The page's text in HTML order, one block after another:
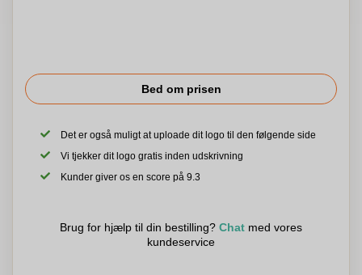
Bed om prisen
Det er også muligt at uploade dit logo til den følgende side
Vi tjekker dit logo gratis inden udskrivning
Kunder giver os en score på 9.3
Brug for hjælp til din bestilling? Chat med vores
kundeservice